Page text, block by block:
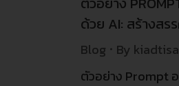
ด้วย AI: สร้างสร
Blog By
ตัวอย่าง Prompt